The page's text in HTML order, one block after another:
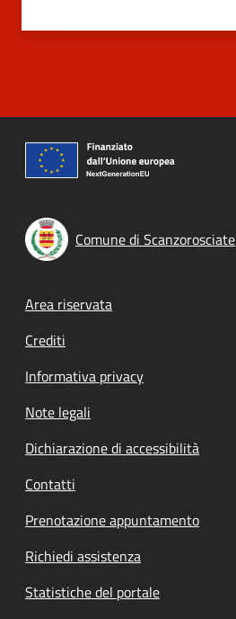
Comune di Scanzorosciate
Footer menu
Area riservata
Crediti
Informativa privacy
Note legali
Dichiarazione di accessibilità
Contatti
Prenotazione appuntamento
Richiedi assistenza
Statistiche del portale